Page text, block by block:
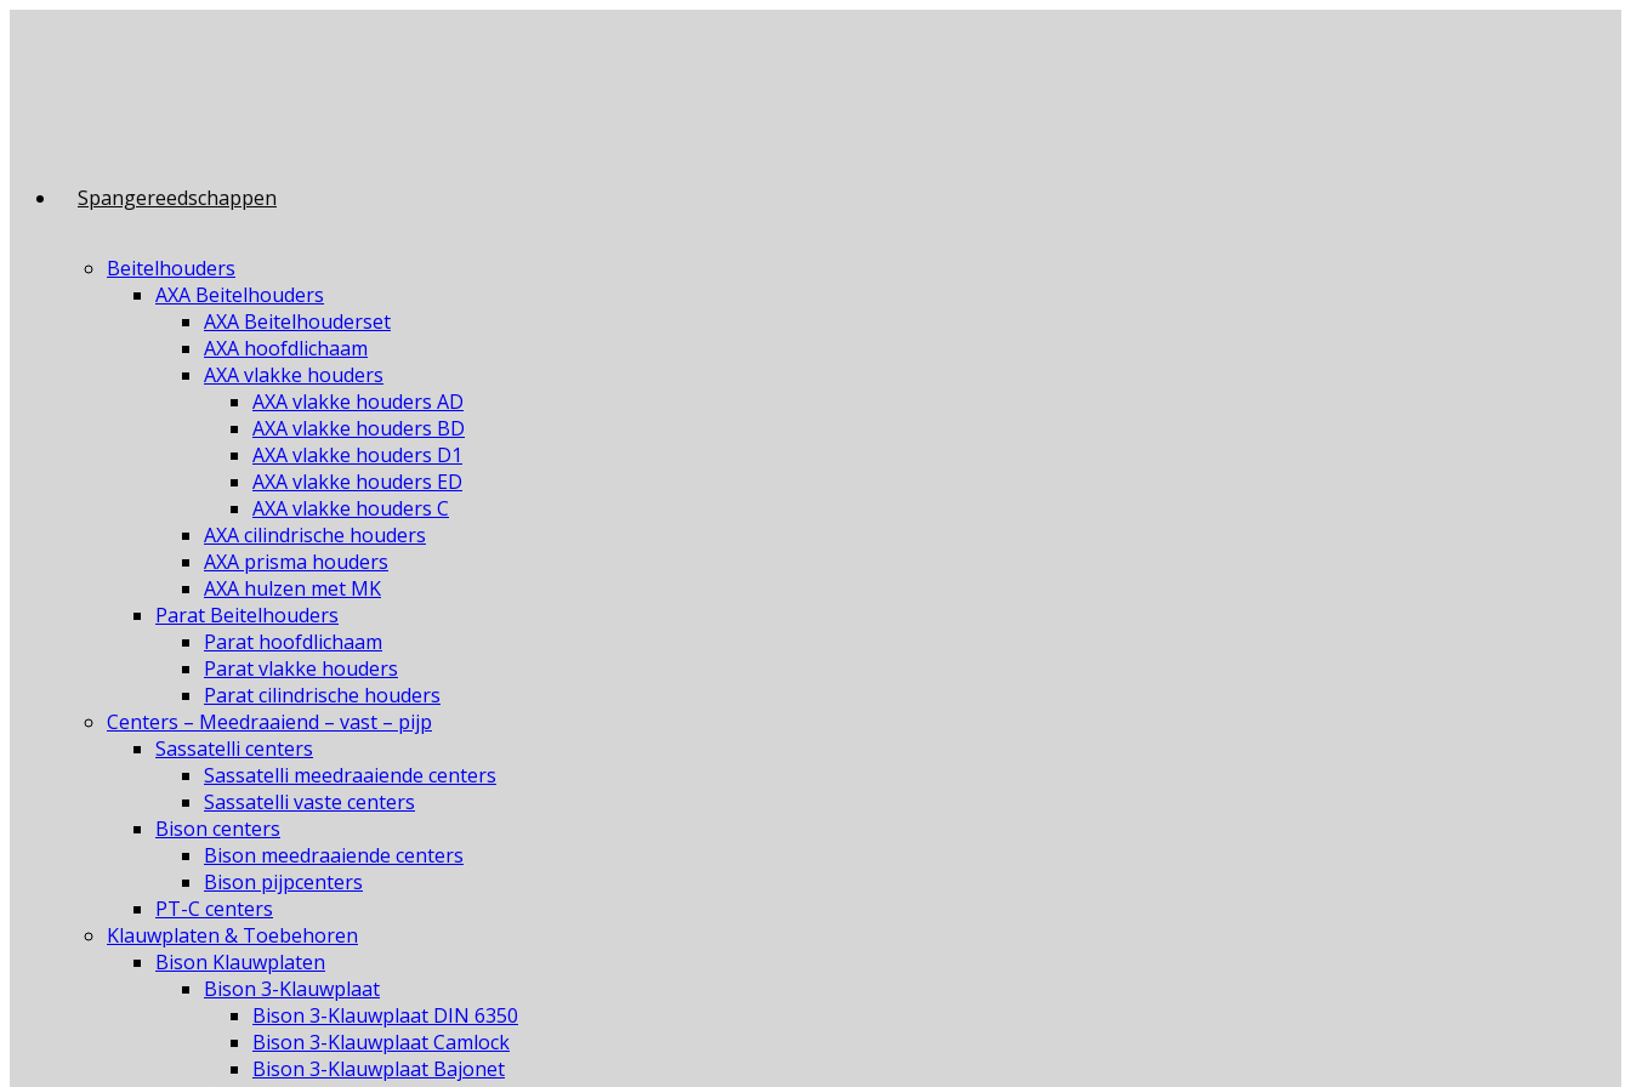
Spangereedschappen
Beitelhouders
AXA Beitelhouders
AXA Beitelhouderset
AXA hoofdlichaam
AXA vlakke houders
AXA vlakke houders AD
AXA vlakke houders BD
AXA vlakke houders D1
AXA vlakke houders ED
AXA vlakke houders C
AXA cilindrische houders
AXA prisma houders
AXA hulzen met MK
Parat Beitelhouders
Parat hoofdlichaam
Parat vlakke houders
Parat cilindrische houders
Centers – Meedraaiend – vast – pijp
Sassatelli centers
Sassatelli meedraaiende centers
Sassatelli vaste centers
Bison centers
Bison meedraaiende centers
Bison pijpcenters
PT-C centers
Klauwplaten & Toebehoren
Bison Klauwplaten
Bison 3-Klauwplaat
Bison 3-Klauwplaat DIN 6350
Bison 3-Klauwplaat Camlock
Bison 3-Klauwplaat Bajonet